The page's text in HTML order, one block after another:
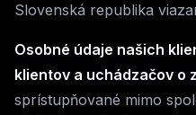
Slovenská republika
Osobné údaje našich
klientov a uchádzačov o
sprístupňované mimo